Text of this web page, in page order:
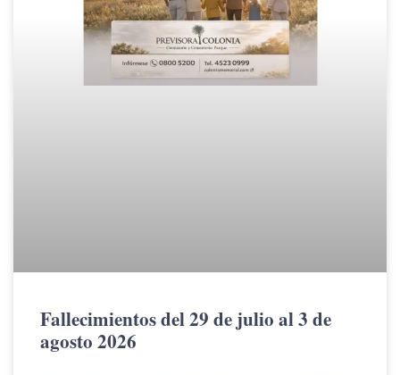
Fallecimientos del 29 de julio al 3 de
agosto 2026